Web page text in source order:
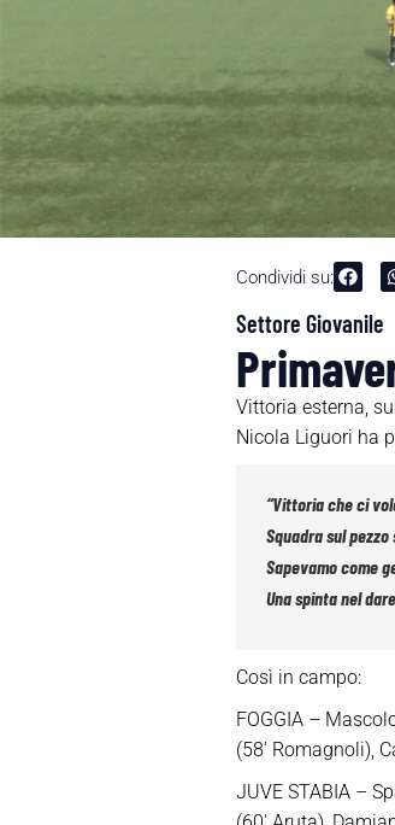
Condividi su:
Settore Giovanile
Vittoria esterna,
Nicola Liguori ha
“Vittoria che ci
Squadra sul
Sapevamo come
Una spinta nel
Così in campo:
FOGGIA –
(58′ Romagnoli),
JUVE STABIA –